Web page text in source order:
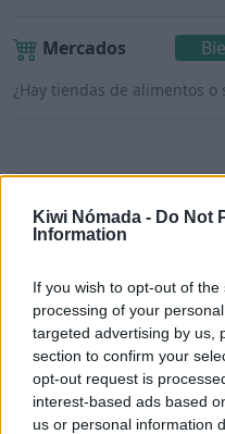
Kiwi Nómada - Do Not
Information
If you wish to opt-out of
processing of your
targeted advertising by us,
section to confirm your
opt-out request is
interest-based ads based
us or personal information
Mercados
¿Hay tiendas de alimentos o
Nanaimo
digitales
Una vez detallados
¿Nanaimo es un buen
nómada digital?
Con una puntuación
buen lugar para vivir